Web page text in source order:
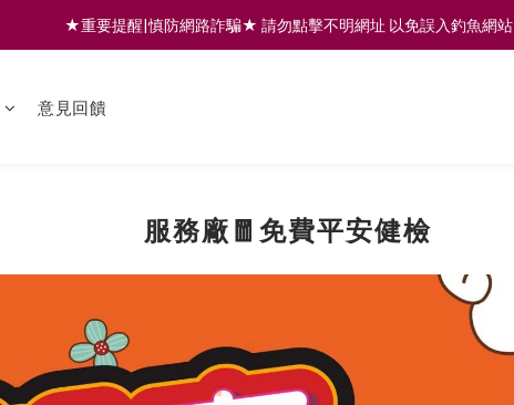
註冊會員享200元購物金 | 全館滿999免運 | 可門市取貨/安裝
★重要提醒|慎防網路詐騙★ 請勿點擊不明網址 以免誤入釣魚網站
意見回饋
服務廠🧧免費平安健檢